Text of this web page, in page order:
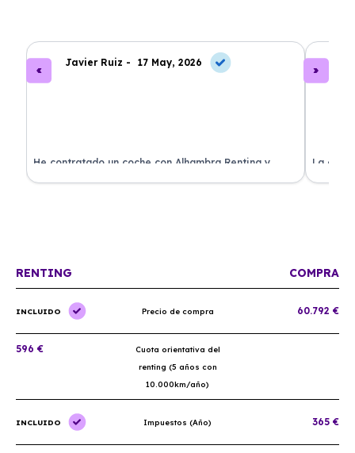
Javier Ruiz - 17 May, 2026
He contratado un coche con Alhambra Renting y
estoy impresionado. Todo ha sido transparente y sin
La
RENTING COMPRA
INCLUIDO Precio de compra 60.792 €
596 €
Cuota orientativa del
renting (5 años con
10.000km/año)
INCLUIDO Impuestos (Año) 365 €